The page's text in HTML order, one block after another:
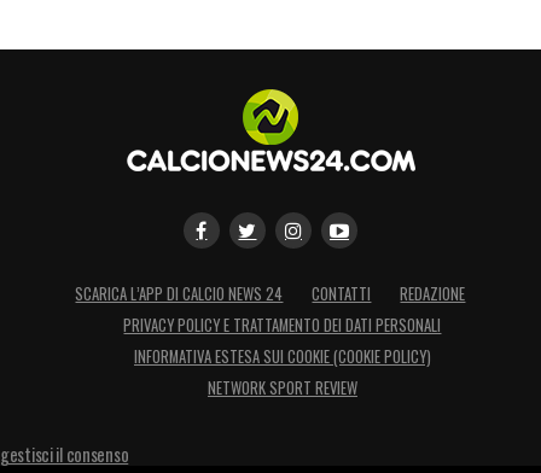
SCARICA L’APP DI CALCIO NEWS 24 CONTATTI
REDAZIONE
PRIVACY POLICY E TRATTAMENTO DEI DATI PERSONALI
INFORMATIVA ESTESA SUI COOKIE (COOKIE POLICY)
NETWORK SPORT REVIEW
gestisci il consenso